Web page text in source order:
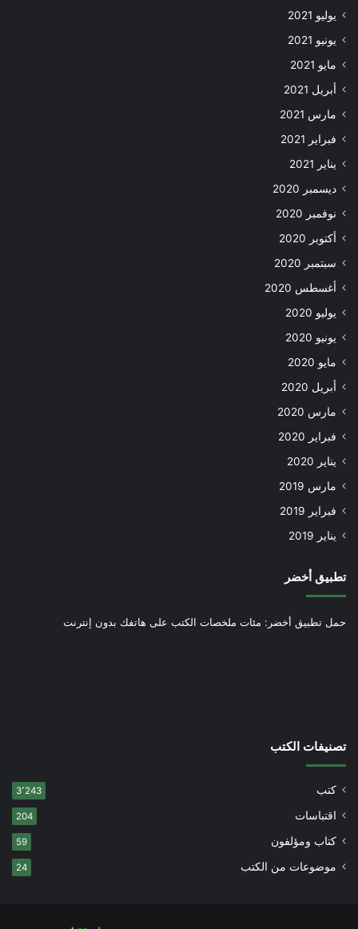
يوليو 2021
يونيو 2021
مايو 2021
أبريل 2021
مارس 2021
فبراير 2021
يناير 2021
ديسمبر 2020
نوفمبر 2020
أكتوبر 2020
سبتمبر 2020
أغسطس 2020
يوليو 2020
يونيو 2020
مايو 2020
أبريل 2020
مارس 2020
فبراير 2020
يناير 2020
مارس 2019
فبراير 2019
يناير 2019
تطبيق أخضر
حمل تطبيق أخضر: مئات ملخصات الكتب على هاتفك بدون إنترنت
تصنيفات الكتب
كتب 3٬243
اقتباسات 204
كتاب ومؤلفون 59
موضوعات من الكتب 24